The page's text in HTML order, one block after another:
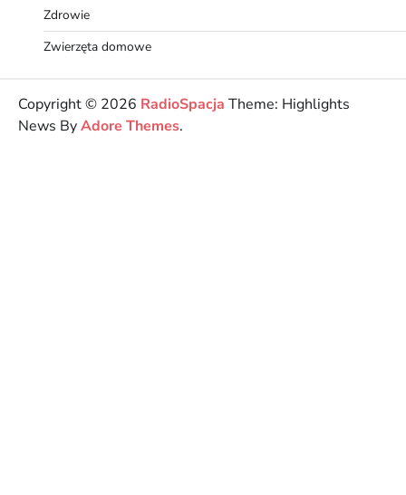
Zdrowie
Zwierzęta domowe
Copyright © 2026 RadioSpacja Theme: Highlights
News ByAdore Themes.